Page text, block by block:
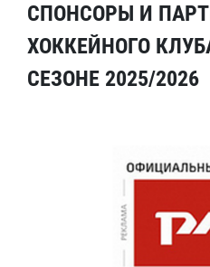
СПОНСОРЫ И
ХОККЕЙНОГО
СЕЗОНЕ 2025/2026